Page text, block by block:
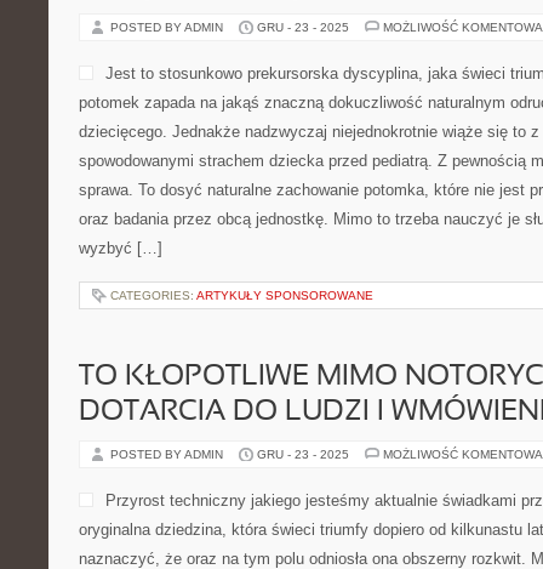
POSTED BY ADMIN GRU - 23 - 2025 MOŻLIWOŚĆ
Jest to stosunkowo prekursorska dyscyplina, jaka świeci
potomek zapada na jakąś znaczną dokuczliwość naturalnym
dziecięcego. Jednakże nadzwyczaj niejednokrotnie wiąże się to
spowodowanymi strachem dziecka przed pediatrą. Z pewnością
sprawa. To dosyć naturalne zachowanie potomka, które nie jest
oraz badania przez obcą jednostkę. Mimo to trzeba nauczyć je
wyzbyć […]
CATEGORIES: ARTYKUŁY SPONSOROWANE
TO KŁOPOTLIWE MIMO
DOTARCIA DO LUDZI I
POSTED BY ADMIN GRU - 23 - 2025 MOŻLIWOŚĆ
Przyrost techniczny jakiego jesteśmy aktualnie świadkami
oryginalna dziedzina, która świeci triumfy dopiero od kilkunastu
naznaczyć, że oraz na tym polu odniosła ona obszerny rozkwit.